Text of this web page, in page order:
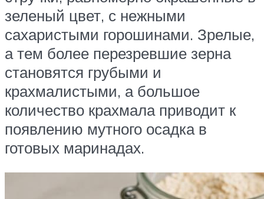
зеленый цвет, с нежными
сахаристыми горошинами. Зрелые,
а тем более перезревшие зерна
становятся грубыми и
крахмалистыми, а большое
количество крахмала приводит к
появлению мутного осадка в
готовых маринадах.